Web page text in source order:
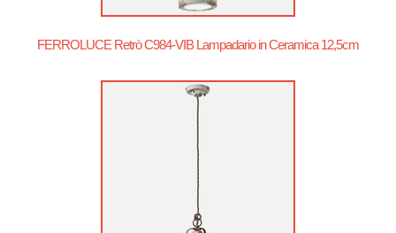
FERROLUCE Retrò C984-VIB Lampadario in Ceramica 12,5cm